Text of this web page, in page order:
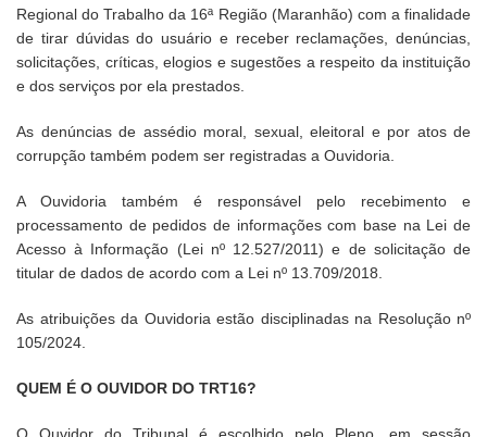
Regional do Trabalho da 16ª Região (Maranhão) com a finalidade
de tirar dúvidas do usuário e receber reclamações, denúncias,
solicitações, críticas, elogios e sugestões a respeito da instituição
e dos serviços por ela prestados.
As denúncias de assédio moral, sexual, eleitoral e por atos de
corrupção também podem ser registradas a Ouvidoria.
A Ouvidoria também é responsável pelo recebimento e
processamento de pedidos de informações com base na Lei de
Acesso à Informação (Lei nº 12.527/2011) e de solicitação de
titular de dados de acordo com a Lei nº 13.709/2018.
As atribuições da Ouvidoria estão disciplinadas na Resolução nº
105/2024.
QUEM É O OUVIDOR DO TRT16?